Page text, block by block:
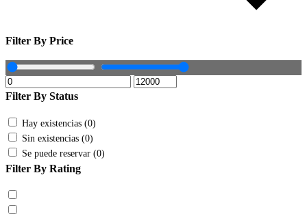
Filter By Price
Filter By Status
Hay existencias (0)
Sin existencias (0)
Se puede reservar (0)
Filter By Rating